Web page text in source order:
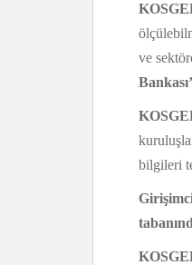
ve
Bankası’
bilgileri